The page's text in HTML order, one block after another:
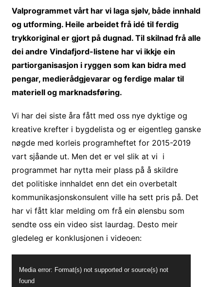
Valprogrammet vårt har vi laga sjølv, både innhald
og utforming. Heile arbeidet frå idé til ferdig
trykkoriginal er gjort på dugnad. Til skilnad frå alle
dei andre Vindafjord-listene har vi ikkje ein
partiorganisasjon i ryggen som kan bidra med
pengar, medierådgjevarar og ferdige malar til
materiell og marknadsføring.
Vi har dei siste åra fått med oss nye dyktige og
kreative krefter i bygdelista og er eigentleg ganske
nøgde med korleis programheftet for 2015-2019
vart sjåande ut. Men det er vel slik at vi i
programmet har nytta meir plass på å skildre
det politiske innhaldet enn det ein overbetalt
kommunikasjonskonsulent ville ha sett pris på. Det
har vi fått klar melding om frå ein ølensbu som
sendte oss ein video sist laurdag. Desto meir
gledeleg er konklusjonen i videoen:
Media error: Format(s) not supported or source(s) not
found